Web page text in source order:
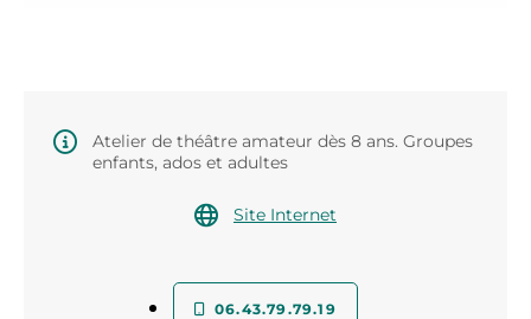
Atelier de théâtre amateur dès 8 ans. Groupes
enfants, ados et adultes
Site Internet
06.43.79.79.19